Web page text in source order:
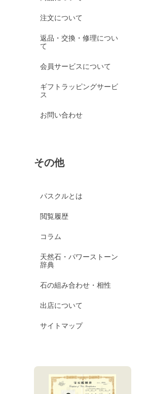
注文について
返品・交換・修理につい
て
会員サービスについて
ギフトラッピングサービ
ス
お問い合わせ
その他
パスクルとは
閲覧履歴
コラム
天然石・パワーストーン
辞典
石の組み合わせ・相性
出店について
サイトマップ